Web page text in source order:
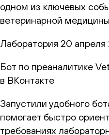
одном из ключевых
ветеринарной медицины
Лаборатория 20 апреля
Бот по преаналитике
в ВКонтакте
Запустили удобного
помогает быстро
требованиях